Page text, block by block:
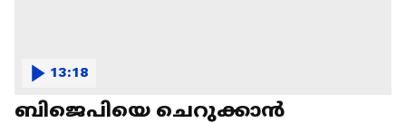
ബിജെപിയെ ചെറുക്കാന്‍
13:18